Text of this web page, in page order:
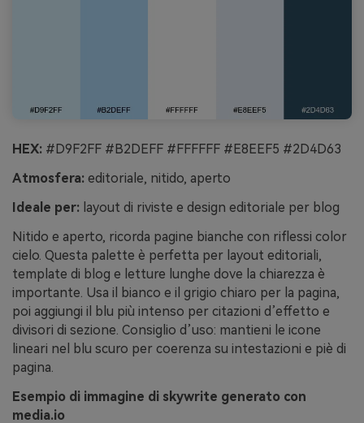
HEX: #D9F2FF #B2DEFF #FFFFFF #E8EEF5 #2D4D63
Atmosfera: editoriale, nitido, aperto
Ideale per: layout di riviste e design editoriale per blog
Nitido e aperto, ricorda pagine bianche con riflessi color
cielo. Questa palette è perfetta per layout editoriali,
template di blog e letture lunghe dove la chiarezza è
importante. Usa il bianco e il grigio chiaro per la pagina,
poi aggiungi il blu più intenso per citazioni d’effetto e
divisori di sezione. Consiglio d’uso: mantieni le icone
lineari nel blu scuro per coerenza su intestazioni e piè di
pagina.
Esempio di immagine di skywrite generato con
media.io